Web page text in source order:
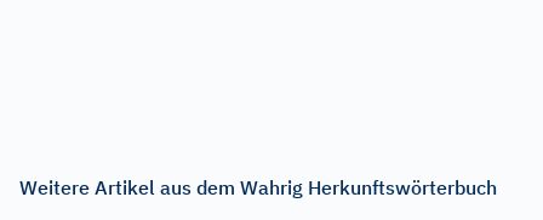
Weitere Artikel aus dem Wahrig Herkunftswörterbuch